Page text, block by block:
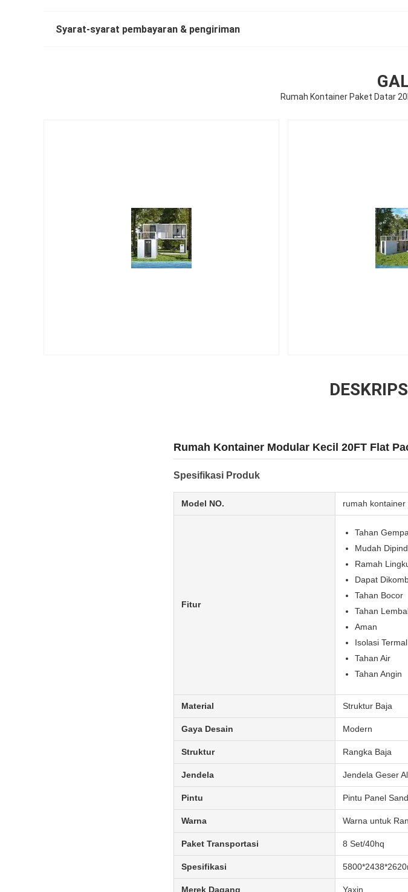
Syarat-syarat pembayaran & pengiriman
Rumah Kontainer Paket Datar
Rumah Kontainer Modular Kecil 20FT Flat
Spesifikasi Produk
Model NO. rumah kontainer
Fitur
Tahan Gempa
Mudah
Ramah
Dapat
Tahan Bocor
Tahan
Aman
Isolasi Termal
Tahan Air
Tahan Angin
Material Struktur Baja
Gaya Desain Modern
Struktur Rangka Baja
Jendela Jendela Geser
Pintu Pintu Panel
Warna Warna untuk
Paket Transportasi 8 Set/40hq
Spesifikasi
Merek Dagang Yaxin